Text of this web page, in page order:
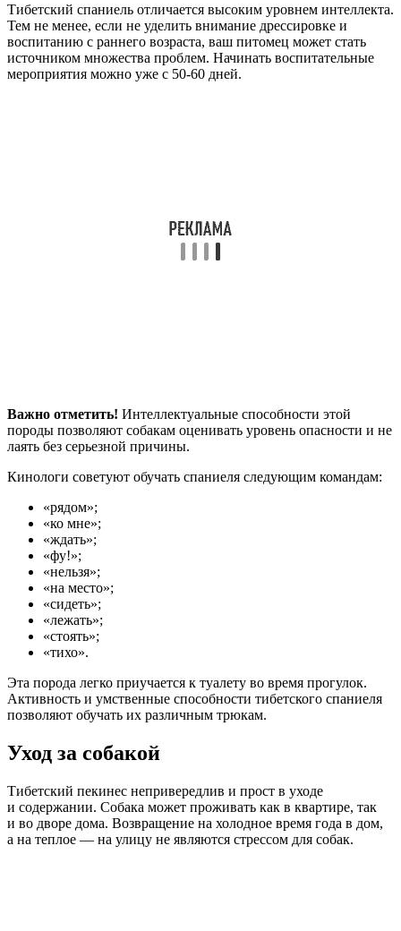
Тибетский спаниель отличается высоким уровнем интеллекта.
Тем не менее, если не уделить внимание дрессировке и
воспитанию с раннего возраста, ваш питомец может стать
источником множества проблем. Начинать воспитательные
мероприятия можно уже с 50-60 дней.
Важно отметить! Интеллектуальные способности этой
породы позволяют собакам оценивать уровень опасности и не
лаять без серьезной причины.
Кинологи советуют обучать спаниеля следующим командам:
«рядом»;
«ко мне»;
«ждать»;
«фу!»;
«нельзя»;
«на место»;
«сидеть»;
«лежать»;
«стоять»;
«тихо».
Эта порода легко приучается к туалету во время прогулок.
Активность и умственные способности тибетского спаниеля
позволяют обучать их различным трюкам.
Уход за собакой
Тибетский пекинес непривередлив и прост в уходе
и содержании. Собака может проживать как в квартире, так
и во дворе дома. Возвращение на холодное время года в дом,
а на теплое — на улицу не являются стрессом для собак.